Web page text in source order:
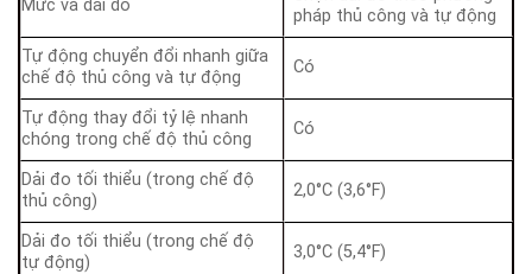
Mức và dải do
pháp thủ công và tự động
Tự động chuyển đổi nhanh giữa
chế độ thủ công và tự động
Có
Tự động thay đổi tỷ lệ nhanh
chóng trong chế độ thủ công
Có
Dải đo tối thiểu (trong chế độ
thủ công)
2,0°C (3,6°F)
Dải đo tối thiểu (trong chế độ
tự động)
3,0°C (5,4°F)